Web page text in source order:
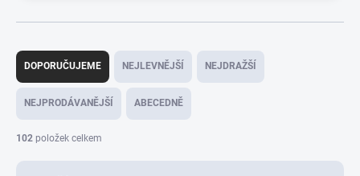
Ř
z
í
DOPORUČUJEME NEJLEVNĚJŠÍ NEJDRAŽŠÍ
NEJPRODÁVANĚJŠÍ ABECEDNĚ
102 položek celkem